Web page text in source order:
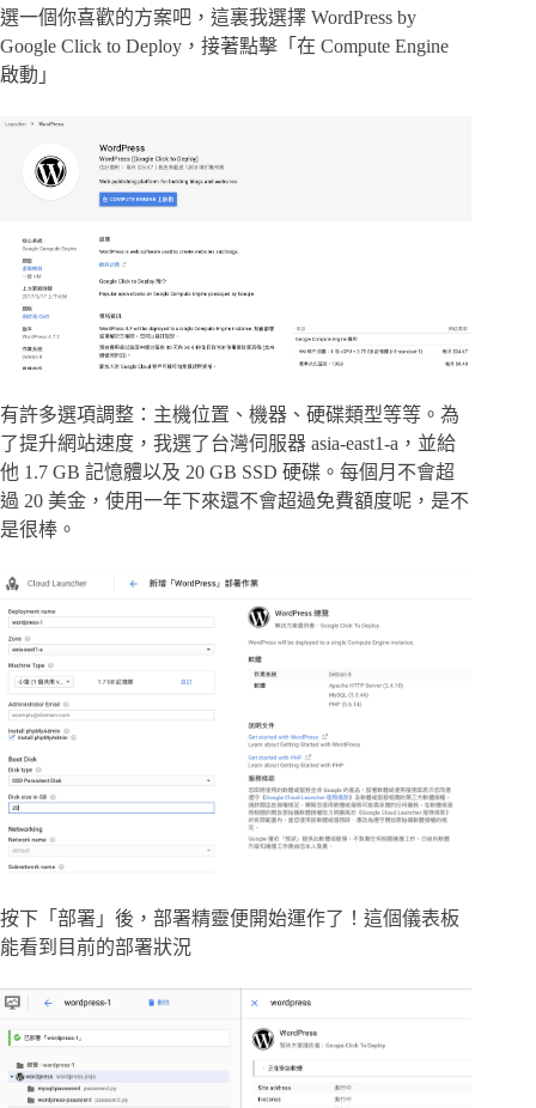
選一個你喜歡的方案吧，這裏我選擇 WordPress by
Google Click to Deploy，接著點擊「在 Compute Engine
啟動」
有許多選項調整：主機位置、機器、硬碟類型等等。為
了提升網站速度，我選了台灣伺服器 asia-east1-a，並給
他 1.7 GB 記憶體以及 20 GB SSD 硬碟。每個月不會超
過 20 美金，使用一年下來還不會超過免費額度呢，是不
是很棒。
按下「部署」後，部署精靈便開始運作了！這個儀表板
能看到目前的部署狀況